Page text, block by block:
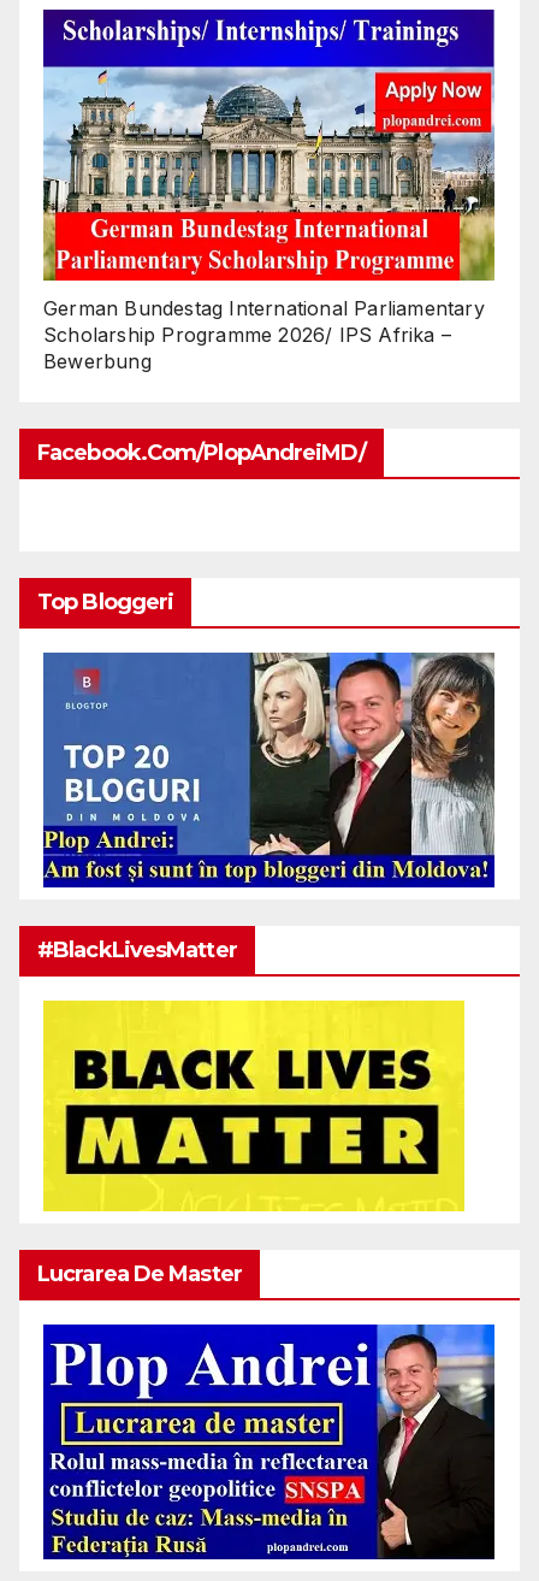
German Bundestag International Parliamentary
Scholarship Programme 2026/ IPS Afrika –
Bewerbung
Facebook.com/PlopAndreiMD/
Top Bloggeri
#BlackLivesMatter
Lucrarea De Master